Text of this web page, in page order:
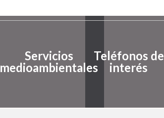
Servicios
medioambientales
Teléfonos de
interés